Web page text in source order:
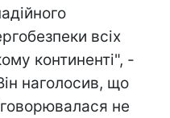
всіх
континенті", -
наголосив, що
не